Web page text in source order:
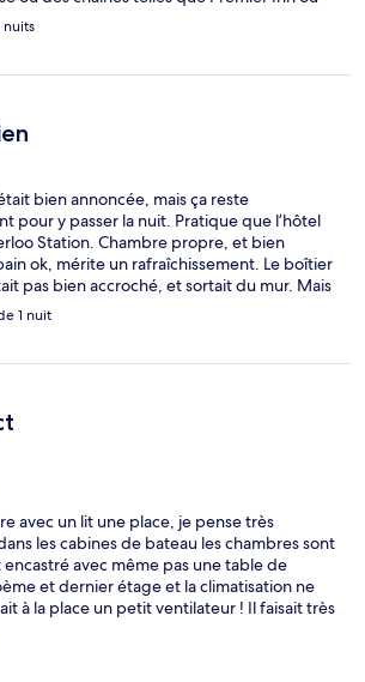
budgets restreints sur Londres.
nuits
bien annoncée, mais ça reste
pour y passer la nuit. Pratique que l’hôtel
Station. Chambre propre, et bien
ok, mérite un rafraîchissement. Le boîtier
pas bien accroché, et sortait du mur. Mais
1 nuit
avec un lit une place, je pense très
les cabines de bateau les chambres sont
avec même pas une table de
et dernier étage et la climatisation ne
à la place un petit ventilateur ! Il faisait très
rajouté à ceci le bruit à l'extérieur car très
dormi durant les 2 nuits où je suis resté.